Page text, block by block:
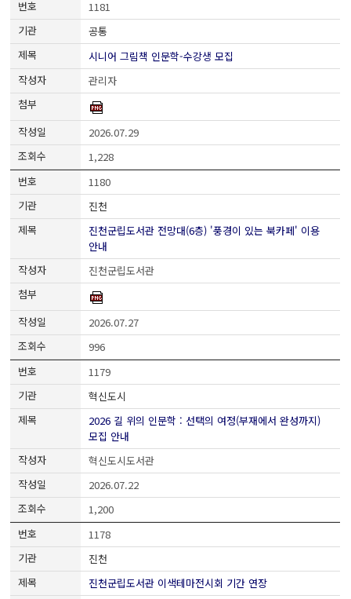
1181
공통
시니어 그림책 인문학-수강생 모집
관리자
2026.07.29
1,228
1180
진천
진천군립도서관 전망대(6층) '풍경이 있는 북카페' 이용
안내
진천군립도서관
2026.07.27
996
1179
혁신도시
2026 길 위의 인문학 : 선택의 여정(부재에서 완성까지)
모집 안내
혁신도시도서관
2026.07.22
1,200
1178
진천
진천군립도서관 이색테마전시회 기간 연장